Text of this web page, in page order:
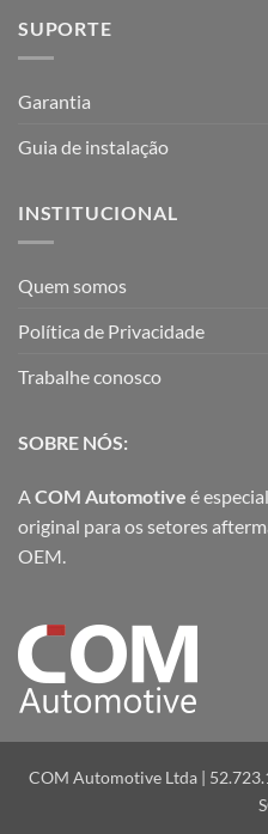
SUPORTE
Garantia
Guia de instalação
INSTITUCIONAL
Quem somos
Política de Privacidade
Trabalhe conosco
SOBRE NÓS:
ACOM Automotive é
original para os setores
OEM.
COM Automotive Ltda |